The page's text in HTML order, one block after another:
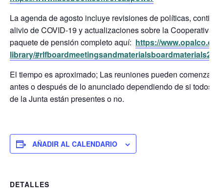
La agenda de agosto incluye revisiones de políticas,
alivio de COVID-19 y actualizaciones sobre la Cooperativa.
paquete de pensión completo aquí: https://
library/
El tiempo es aproximado; Las reuniones pueden comenzar
antes o después de lo anunciado dependiendo de si todos
de la Junta están presentes o no.
AÑADIR AL CALENDARIO
DETALLES